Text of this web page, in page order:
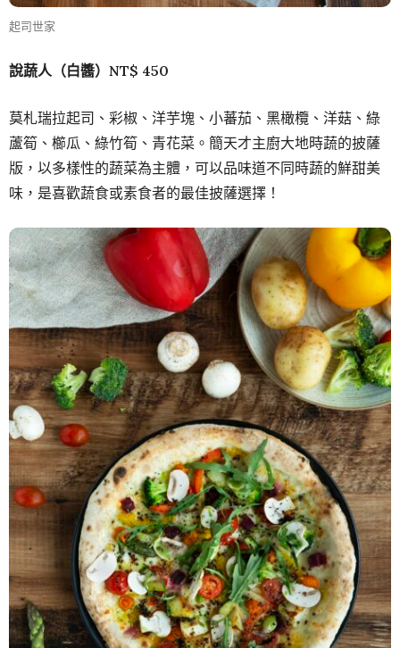
起司世家
說蔬人（白醬）NT$ 450
莫札瑞拉起司、彩椒、洋芋塊、小蕃茄、黑橄欖、洋菇、綠
蘆筍、櫛瓜、綠竹筍、青花菜。簡天才主廚大地時蔬的披薩
版，以多樣性的蔬菜為主體，可以品味道不同時蔬的鮮甜美
味，是喜歡蔬食或素食者的最佳披薩選擇！